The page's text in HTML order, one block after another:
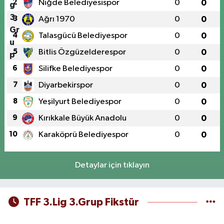
2 Niğde Belediyesispor 0 0
3 Ağrı 1970 0 0
4 Talasgücü Belediyespor 0 0
5 Bitlis Özgüzelderespor 0 0
6 Silifke Belediyespor 0 0
7 Diyarbekirspor 0 0
8 Yeşilyurt Belediyespor 0 0
9 Kırıkkale Büyük Anadolu 0 0
10 Karaköprü Belediyespor 0 0
Detaylar için tıklayın
TFF 3.Lig 3.Grup Fikstür